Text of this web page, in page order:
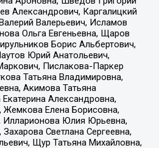
Александрович, Каргалицкий
Валерьевич, Исламов
Ольга Евгеньевна, Щаров
Борис Альбертович,
Юрий Анатольевич,
Пислакова-Паркер
Татьяна Владимировна,
Акимова Татьяна
Александровна,
Жемкова Елена Борисовна,
Илларионова Юлия Юрьевна,
Светлана Сергеевна,
Щур Татьяна Михайловна,